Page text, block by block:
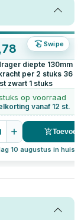
Swipe
diepte 130mm
per 2 stuks 36
zwart 1 stuks
op voorraad
vanaf 12 st.
10 augustus in huis